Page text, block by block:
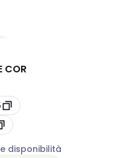
COR
disponibilità